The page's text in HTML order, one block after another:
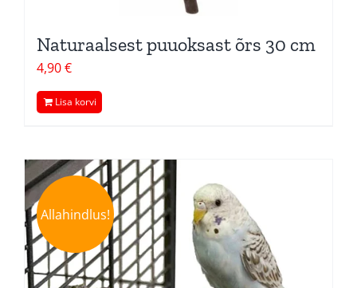
Naturaalsest puuoksast õrs 30 cm
4,90€
Lisa korvi
Allahindlus!